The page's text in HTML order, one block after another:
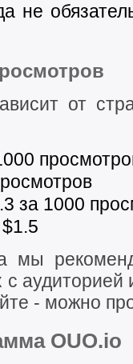
не
от
за 1000
мы
аудиторией
- можно
OUO.io